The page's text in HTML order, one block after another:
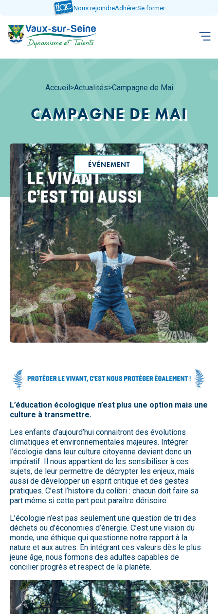
contenu
Nous rejoindreAdhérerSe former
Accueil>Actualités>Campagne de Mai
CAMPAGNE DE MAI
ÉVÉNEMENT
L’éducation écologique n’est plus une option mais une
culture à transmettre.
Les enfants d’aujourd’hui connaitront des évolutions
climatiques et environnementales majeures. Intégrer
l’écologie dans leur culture citoyenne devient donc un
impératif. Il nous appartient de les sensibiliser à ces
sujets, de leur permettre de décrypter les enjeux, mais
aussi de développer un esprit critique et des gestes
pratiques. C’est l’histoire du colibri : chacun doit faire sa
part même si cette part peut paraître dérisoire.
L’écologie n’est pas seulement une question de tri des
déchets ou d’économies d’énergie. C’est une vision du
monde, une éthique qui questionne notre rapport à la
nature et aux autres. En intégrant ces valeurs dès le plus
jeune âge, nous formons des adultes capables de
concilier progrès et respect de la planète.